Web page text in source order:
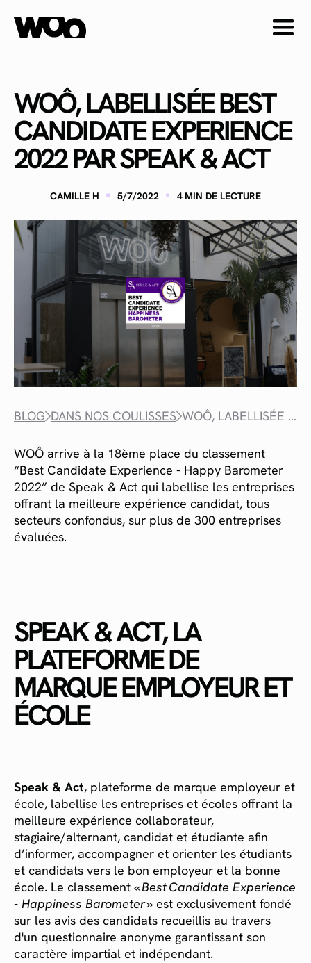
WOÔ, LABELLISÉE BEST
CANDIDATE EXPERIENCE
2022 PAR SPEAK & ACT
CAMILLE H · 5/7/2022 · 4 MIN DE LECTURE
BLOG DANS NOS COULISSES WOÔ, LABELLISÉE BEST CANDIDATE EXPERIENCE 2022 PAR SPEAK & ACT
WOÔ arrive à la 18ème place du classement
“Best Candidate Experience - Happy Barometer
2022” de Speak & Act qui labellise les entreprises
offrant la meilleure expérience candidat, tous
secteurs confondus, sur plus de 300 entreprises
évaluées.
SPEAK & ACT, LA
PLATEFORME DE
MARQUE EMPLOYEUR ET
ÉCOLE
Speak & Act, plateforme de marque employeur et
école, labellise les entreprises et écoles offrant la
meilleure expérience collaborateur,
stagiaire/alternant, candidat et étudiante afin
d’informer, accompagner et orienter les étudiants
et candidats vers le bon employeur et la bonne
école. Le classement « Best Candidate Experience
- Happiness Barometer » est exclusivement fondé
sur les avis des candidats recueillis au travers
d'un questionnaire anonyme garantissant son
caractère impartial et indépendant.